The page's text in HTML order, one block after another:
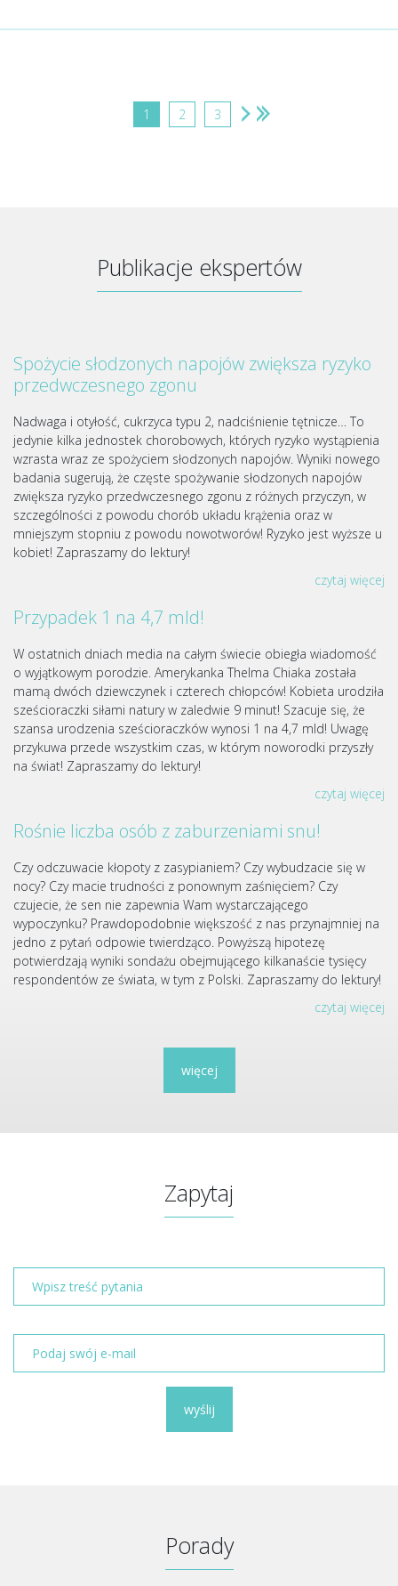
1 2 3
Publikacje ekspertów
Spożycie słodzonych napojów zwiększa ryzyko
przedwczesnego zgonu
Nadwaga i otyłość, cukrzyca typu 2, nadciśnienie tętnicze… To
jedynie kilka jednostek chorobowych, których ryzyko wystąpienia
wzrasta wraz ze spożyciem słodzonych napojów. Wyniki nowego
badania sugerują, że częste spożywanie słodzonych napojów
zwiększa ryzyko przedwczesnego zgonu z różnych przyczyn, w
szczególności z powodu chorób układu krążenia oraz w
mniejszym stopniu z powodu nowotworów! Ryzyko jest wyższe u
kobiet! Zapraszamy do lektury!
czytaj więcej
Przypadek 1 na 4,7 mld!
W ostatnich dniach media na całym świecie obiegła wiadomość
o wyjątkowym porodzie. Amerykanka Thelma Chiaka została
mamą dwóch dziewczynek i czterech chłopców! Kobieta urodziła
sześcioraczki siłami natury w zaledwie 9 minut! Szacuje się, że
szansa urodzenia sześcioraczków wynosi 1 na 4,7 mld! Uwagę
przykuwa przede wszystkim czas, w którym noworodki przyszły
na świat! Zapraszamy do lektury!
czytaj więcej
Rośnie liczba osób z zaburzeniami snu!
Czy odczuwacie kłopoty z zasypianiem? Czy wybudzacie się w
nocy? Czy macie trudności z ponownym zaśnięciem? Czy
czujecie, że sen nie zapewnia Wam wystarczającego
wypoczynku? Prawdopodobnie większość z nas przynajmniej na
jedno z pytań odpowie twierdząco. Powyższą hipotezę
potwierdzają wyniki sondażu obejmującego kilkanaście tysięcy
respondentów ze świata, w tym z Polski. Zapraszamy do lektury!
czytaj więcej
więcej
Zapytaj
wyślij
Porady